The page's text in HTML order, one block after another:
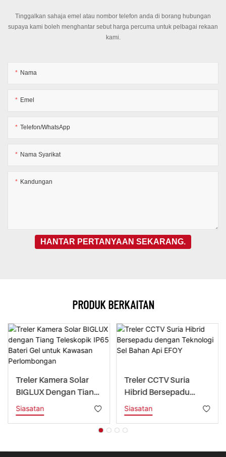
Tinggalkan sahaja emel atau nombor telefon anda di borang hubungan
supaya kami boleh menghantar sebut harga percuma untuk pelbagai rekaan
kami.
Nama
Emel
Telefon/WhatsApp
Nama Syarikat
Kandungan
HANTAR PERTANYAAN SEKARANG.
PRODUK BERKAITAN
Treler Kamera Solar
BIGLUX Dengan Tiang
Teleskopik IP65 Bateri
Gel Untuk Kawasan
Siasatan
Treler CCTV Suria
Hibrid Bersepadu
Dengan Teknologi Sel
Bahan Api EFOY
Siasatan